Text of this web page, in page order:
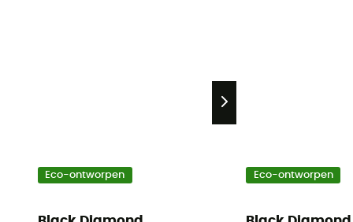
Eco-ontworpen Eco-ontworpen